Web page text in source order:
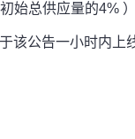
始总供应量的4% ）
该公告一小时内上